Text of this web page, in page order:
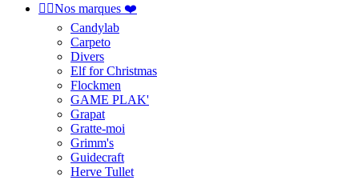
 Nos marques ❤️
Candylab
Carpeto
Divers
Elf for Christmas
Flockmen
GAME PLAK'
Grapat
Gratte-moi
Grimm's
Guidecraft
Herve Tullet